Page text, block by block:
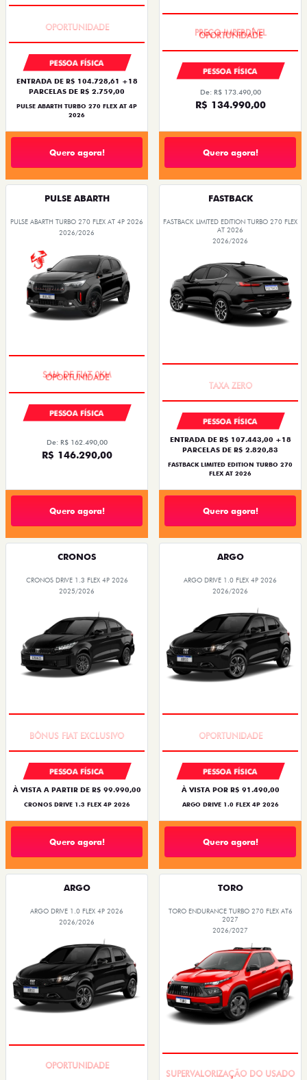
PESSOA FÍSICA
ENTRADA DE R$ 104.728,61 +18
PARCELAS DE R$ 2.759,00
PULSE ABARTH TURBO 270 FLEX AT 4P
2026
Quero agora!
PESSOA FÍSICA
De: R$ 173.490,00
R$ 134.990,00
Quero agora!
PULSE ABARTH
PULSE ABARTH TURBO 270 FLEX AT 4P 2026
2026/2026
PESSOA FÍSICA
De: R$ 162.490,00
R$ 146.290,00
Quero agora!
FASTBACK
FASTBACK LIMITED EDITION TURBO 270 FLEX
AT 2026
2026/2026
PESSOA FÍSICA
ENTRADA DE R$ 107.443,00 +18
PARCELAS DE R$ 2.820,83
FASTBACK LIMITED EDITION TURBO 270
FLEX AT 2026
Quero agora!
CRONOS
CRONOS DRIVE 1.3 FLEX 4P 2026
2025/2026
PESSOA FÍSICA
À VISTA A PARTIR DE R$ 99.990,00
CRONOS DRIVE 1.3 FLEX 4P 2026
Quero agora!
ARGO
ARGO DRIVE 1.0 FLEX 4P 2026
2026/2026
PESSOA FÍSICA
À VISTA POR R$ 91.490,00
ARGO DRIVE 1.0 FLEX 4P 2026
Quero agora!
ARGO
ARGO DRIVE 1.0 FLEX 4P 2026
2026/2026
TORO
TORO ENDURANCE TURBO 270 FLEX AT6
2027
2026/2027